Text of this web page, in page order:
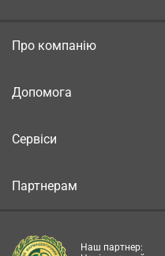
Про компанію
Допомога
Сервіси
Партнерам
Наш партнер: